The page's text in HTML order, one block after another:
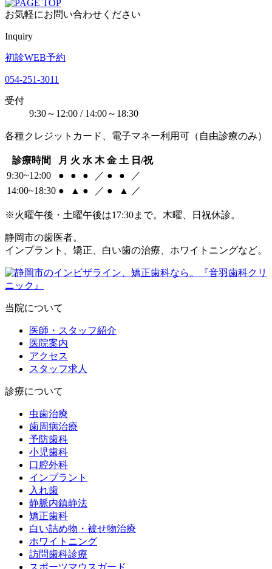
お気軽にお問い合わせください
Inquiry
初診WEB予約
054-251-3011
受付
9:30～12:00 / 14:00～18:30
各種クレジットカード、電子マネー利用可（自由診療のみ）
診療時間 月 火 水 木 金 土 日/祝
9:30~12:00
● ● ● ／ ● ●
／
14:00~18:30 ● ▲ ● ／ ● ▲ ／
※火曜午後・土曜午後は17:30まで。木曜、日祝休診。
静岡市の歯医者。
インプラント、矯正、白い歯の治療、ホワイトニングなど。
当院について
医師・スタッフ紹介
医院案内
アクセス
スタッフ求人
診療について
虫歯治療
歯周病治療
予防歯科
小児歯科
口腔外科
インプラント
入れ歯
静脈内鎮静法
矯正歯科
白い詰め物・被せ物治療
ホワイトニング
訪問歯科診療
スポーツマウスガード